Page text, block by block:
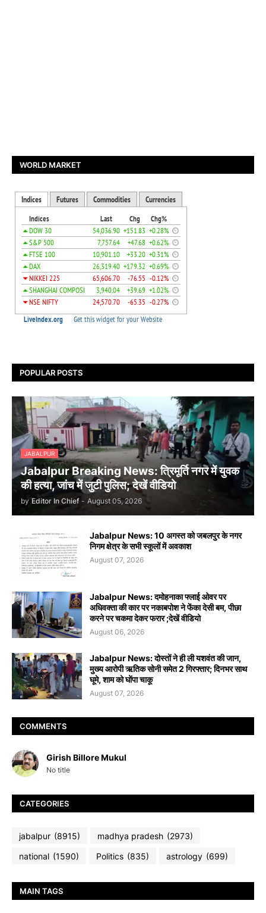
WORLD MARKET
POPULAR POSTS
JABALPUR
Jabalpur Breaking News: त्रिमूर्ति नगर में युवक
की हत्या, जांच में जुटी पुलिस; देखें वीडियो
by Editor In Chief - August 05, 2026
Jabalpur News: 10 अगस्त को जबलपुर के नगर
निगम क्षेत्र के सभी स्कूलों में अवकाश
August 07, 2026
Jabalpur News: दमोहनाका फ्लाई ओवर पर
अधिवक्ता की कार पर नकाबपोश ने फेंका देसी बम, पीछा
करने पर चकमा देकर फरार ;देखें वीडियो
August 06, 2026
Jabalpur News: दोस्तों ने ही ली यशवंत की जान,
मुख्य आरोपी ऋतिक सोनी समेत 2 गिरफ्तार; दिनभर साथ
घूमे, शाम को घोंपा चाकू
August 07, 2026
COMMENTS
Girish Billore Mukul
No title
CATEGORIES
jabalpur (8915) madhya pradesh (2973)
national (1590) Politics (835) astrology (699)
MAIN TAGS